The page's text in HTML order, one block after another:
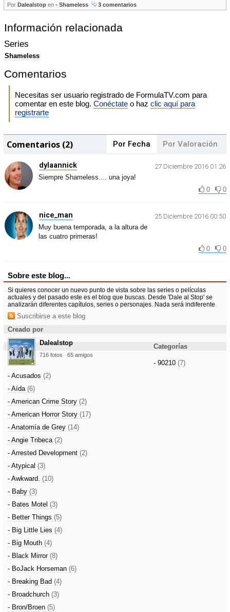
Por Dalealstop en - Shameless 3 comentarios
Información relacionada
Series
Shameless
Comentarios
Necesitas ser usuario registrado de FormulaTV.com para
comentar en este blog. Conéctate o haz clic aquí para
registrarte
Comentarios (2) Por Fecha Por Valoración
dylaannick
27 Diciembre 2016 01:26
Siempre Shameless.... una joya!
0
0
nice_man
25 Diciembre 2016 00:50
Muy buena temporada, a la altura de
las cuatro primeras!
0
0
Sobre este blog...
Si quieres conocer un nuevo punto de vista sobre las series o películas
actuales y del pasado este es el blog que buscas. Desde 'Dale al Stop' se
analizarán diferentes capítulos, series o personajes. Nada será indiferente
Suscribirse a este blog
Creado por
Dalealstop
716 fotos 65 amigos
Categorías
- 90210 (7)
- Acusados (2)
- Aída (6)
- American Crime Story (2)
- American Horror Story (17)
- Anatomía de Grey (14)
- Angie Tribeca (2)
- Arrested Development (2)
- Atypical (3)
- Awkward. (10)
- Baby (3)
- Bates Motel (3)
- Better Things (5)
- Big Little Lies (4)
- Big Mouth (4)
- Black Mirror (8)
- BoJack Horseman (6)
- Breaking Bad (4)
- Broadchurch (3)
- Bron/Broen (5)